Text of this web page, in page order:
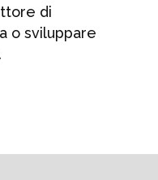
di
o sviluppare